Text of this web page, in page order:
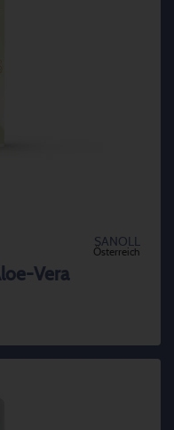
SANOLL
Österreich
Vera